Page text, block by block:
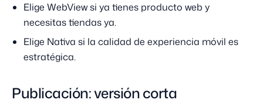
Elige WebView si ya tienes producto web y
necesitas tiendas ya.
Elige Nativa si la calidad de experiencia móvil es
estratégica.
Publicación: versión corta